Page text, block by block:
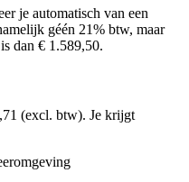
je automatisch van een
géén 21% btw, maar
dan € 1.589,50.
(excl. btw). Je krijgt